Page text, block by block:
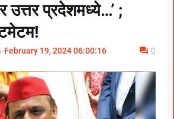
उत्तर प्रदेशमध्ये…’ ;
-February 19, 2024 06:00:16 0